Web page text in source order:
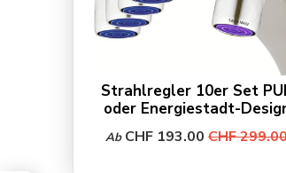
Strahlregler 10er Set
oder Energiestadt-
Ab CHF 193.00 CHF